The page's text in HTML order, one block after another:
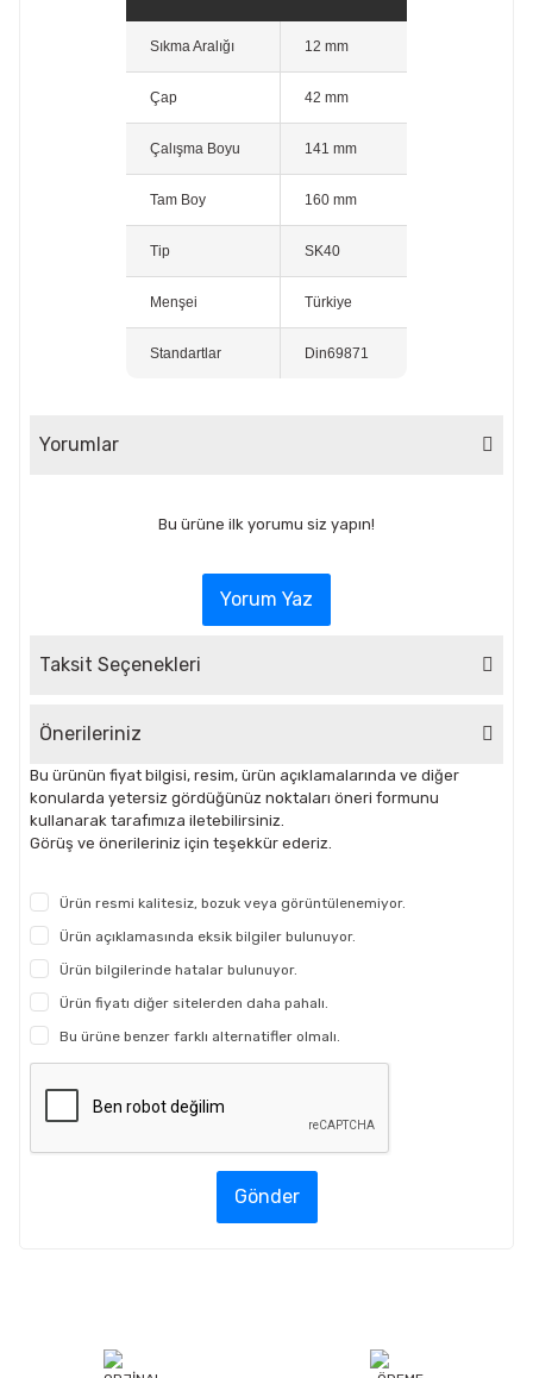
Sıkma Aralığı 12 mm
Çap 42 mm
Çalışma Boyu 141 mm
Tam Boy 160 mm
Tip SK40
Menşei Türkiye
Standartlar Din69871
Yorumlar
Bu ürüne ilk yorumu siz yapın!
Yorum Yaz
Taksit Seçenekleri
Önerileriniz
Bu ürünün fiyat bilgisi, resim, ürün açıklamalarında ve diğer
konularda yetersiz gördüğünüz noktaları öneri formunu
kullanarak tarafımıza iletebilirsiniz.
Görüş ve önerileriniz için teşekkür ederiz.
Ürün resmi kalitesiz, bozuk veya görüntülenemiyor.
Ürün açıklamasında eksik bilgiler bulunuyor.
Ürün bilgilerinde hatalar bulunuyor.
Ürün fiyatı diğer sitelerden daha pahalı.
Bu ürüne benzer farklı alternatifler olmalı.
Gönder